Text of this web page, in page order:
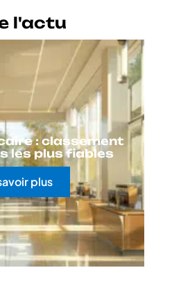
l'actu
: classement
les plus fiables
plus